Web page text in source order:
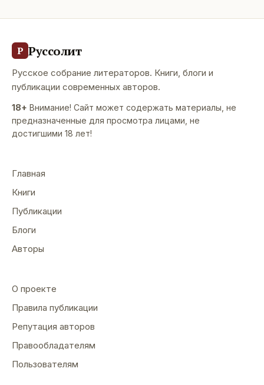
Р Руссолит
Русское собрание литераторов. Книги, блоги и
публикации современных авторов.
18+ Внимание! Сайт может содержать материалы, не
предназначенные для просмотра лицами, не
достигшими 18 лет!
Главная
Книги
Публикации
Блоги
Авторы
О проекте
Правила публикации
Репутация авторов
Правообладателям
Пользователям